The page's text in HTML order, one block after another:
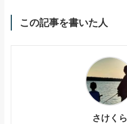
この記事を書いた人
さけくら